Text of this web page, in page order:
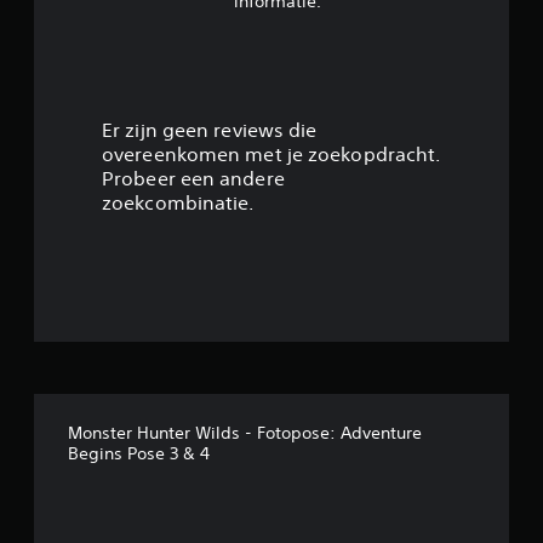
t
Er zijn geen reviews die
overeenkomen met je zoekopdracht.
Probeer een andere
zoekcombinatie.
Monster Hunter Wilds - Fotopose: Adventure
Begins Pose 3 & 4